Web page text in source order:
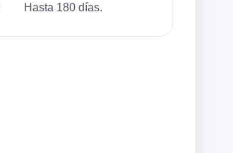
Hasta 180 días.